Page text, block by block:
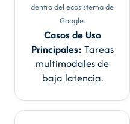
dentro del ecosistema de
Google.
Casos de Uso
Principales: Tareas
multimodales de
baja latencia.